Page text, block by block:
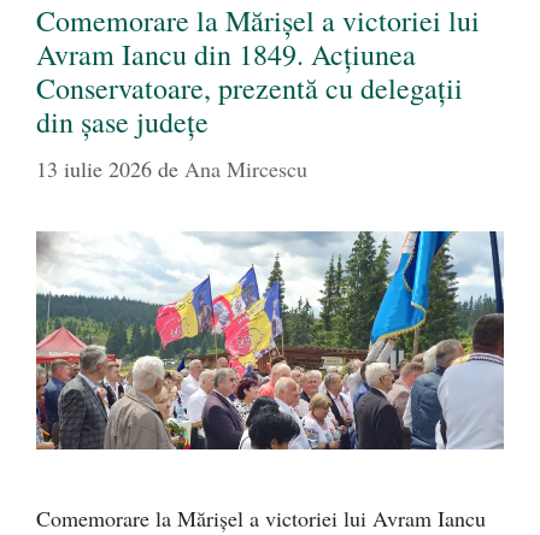
Comemorare la Mărișel a victoriei lui
Avram Iancu din 1849. Acțiunea
Conservatoare, prezentă cu delegații
din șase județe
13 iulie 2026 de Ana Mircescu
Comemorare la Mărișel a victoriei lui Avram Iancu